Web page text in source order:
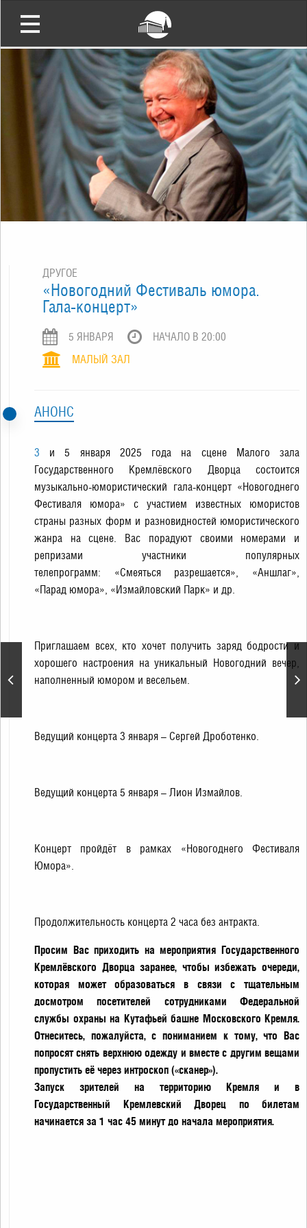
представления
ДРУГОЕ
«Новогодний Фестиваль юмора.
Гала-концерт»
5 ЯНВАРЯ
НАЧАЛО В 20:00
МАЛЫЙ ЗАЛ
АНОНС
3 и 5 января 2025 года на сцене Малого зала
Государственного Кремлёвского Дворца состоится
музыкально-юмористический гала-концерт «Новогоднего
Фестиваля юмора» с участием известных юмористов
страны разных форм и разновидностей юмористического
жанра на сцене. Вас порадуют своими номерами и
репризами участники популярных
телепрограмм: «Смеяться разрешается», «Аншлаг»,
«Парад юмора», «Измайловский Парк» и др.
Приглашаем всех, кто хочет получить заряд бодрости и
хорошего настроения на уникальный Новогодний вечер,
наполненный юмором и весельем.
Ведущий концерта 3 января – Сергей Дроботенко.
Ведущий концерта 5 января – Лион Измайлов.
Концерт пройдёт в рамках «Новогоднего Фестиваля
Юмора».
Продолжительность концерта 2 часа без антракта.
Просим Вас приходить на мероприятия Государственного
Кремлёвского Дворца заранее, чтобы избежать очереди,
которая может образоваться в связи с тщательным
досмотром посетителей сотрудниками Федеральной
службы охраны на Кутафьей башне Московского Кремля.
Отнеситесь, пожалуйста, с пониманием к тому, что Вас
попросят снять верхнюю одежду и вместе с другим вещами
пропустить её через интроскоп («сканер»).
Запуск зрителей на территорию Кремля и в
Государственный Кремлевский Дворец по билетам
начинается за 1 час 45 минут до начала мероприятия.